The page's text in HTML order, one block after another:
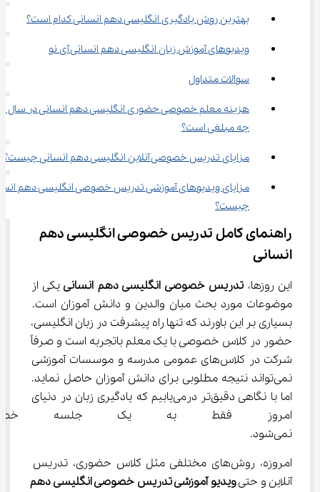
بهترین روش یادگیری انگلیسی دهم انسانی کدام است؟
ویدیوهای آموزش زبان انگلیسی دهم انسانی آی نو
سوالات متداول
چه مبلغی است؟
مزایای تدریس خصوصی آنلاین انگلیسی دهم انسانی چیست؟
مزایای ویدیوهای آموزشی تدریس خصوصی انگلیسی دهم
چیست؟
راهنمای کامل تدریس خصوصی انگلیسی دهم
انسانی
این روزها، تدریس خصوصی انگلیسی دهم انسانی یکی از
موضوعات مورد بحث میان والدین و دانش آموزان است.
بسیاری بر این باورند که تنها راه پیشرفت در زبان انگلیسی،
حضور در کلاس خصوصی با یک معلم باتجربه است و صرفاً
شرکت در کلاس‌های عمومی مدرسه و موسسات آموزشی
نمی‌تواند نتیجه مطلوبی برای دانش آموزان حاصل نماید.
اما با نگاهی دقیق‌تر درمی‌یابیم که یادگیری زبان در دنیای
امروز فقط به یک جلسه
نمی‌شود.
امروزه، روش‌های مختلفی مثل کلاس حضوری، تدریس
آنلاین و حتی ویدیو آموزشی تدریس خصوصی انگلیسی دهم